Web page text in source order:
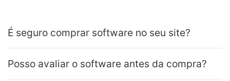
É seguro comprar software no seu site?
Posso avaliar o software antes da compra?